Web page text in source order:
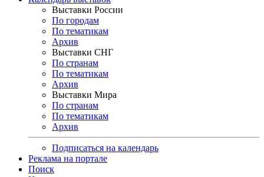
Выставки России
По городам
По тематикам
Архив
Выставки СНГ
По странам
По тематикам
Архив
Выставки Мира
По странам
По тематикам
Архив
Подписаться на календарь
Реклама на портале
Поиск